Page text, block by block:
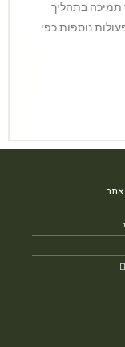
תמיכה בתהליך
נוספות כפי